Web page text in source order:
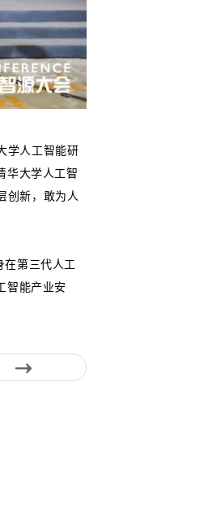
学人工智能研
华大学人工智
创新，敢为人
在第三代人工
智能产业安